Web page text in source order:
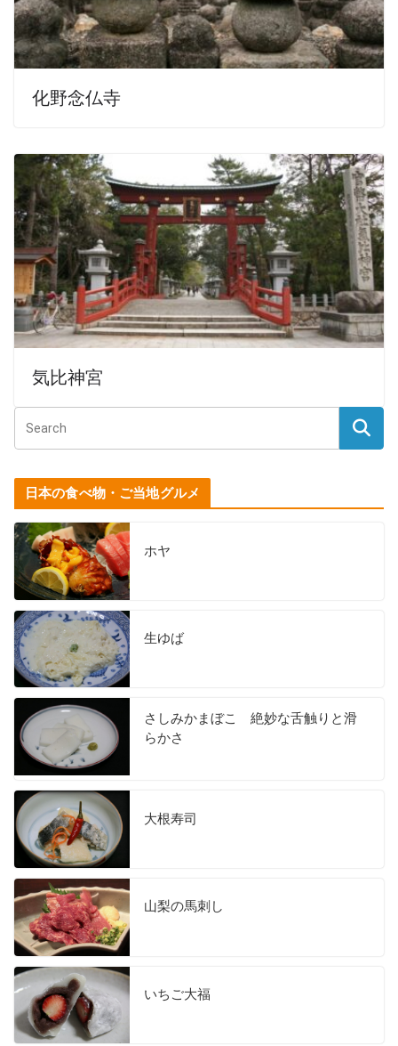
化野念仏寺
気比神宮
日本の食べ物・ご当地グルメ
ホヤ
生ゆば
さしみかまぼこ 絶妙な舌触りと滑
らかさ
大根寿司
山梨の馬刺し
いちご大福